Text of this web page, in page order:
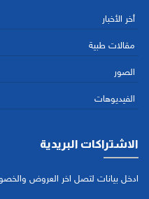
أخر الأخبار
مقالات طبية
الصور
الفيديوهات
الاشتراكات البريدية
ادخل بيانات لتصل اخر العروض